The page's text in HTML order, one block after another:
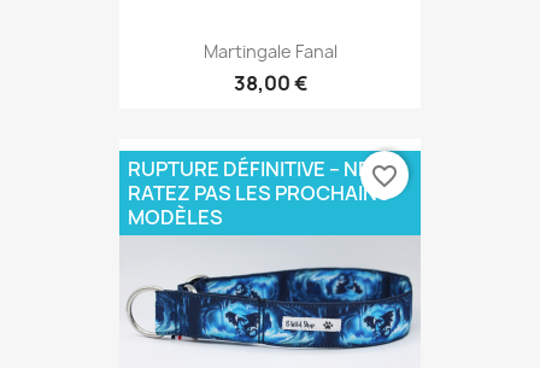
Martingale Fanal
38,00 €
RUPTURE DÉFINITIVE – NE
RATEZ PAS LES PROCHAINS
MODÈLES
favorite_border